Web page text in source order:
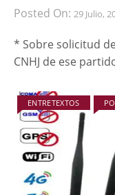
Posted On: 29 Julio,
* Sobre solicitud
CNHJ de ese
ENTRETEXTOS